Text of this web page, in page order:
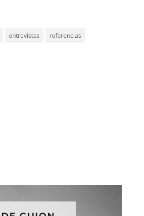
entrevistas referencias